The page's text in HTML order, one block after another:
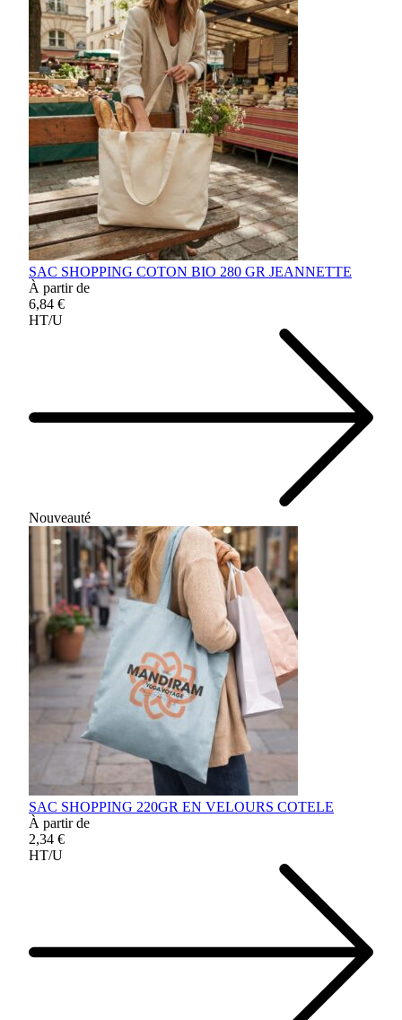
SAC SHOPPING COTON BIO 280 GR JEANNETTE
À partir de
6,84 €
HT/U
Nouveauté
SAC SHOPPING 220GR EN VELOURS COTELE
À partir de
2,34 €
HT/U